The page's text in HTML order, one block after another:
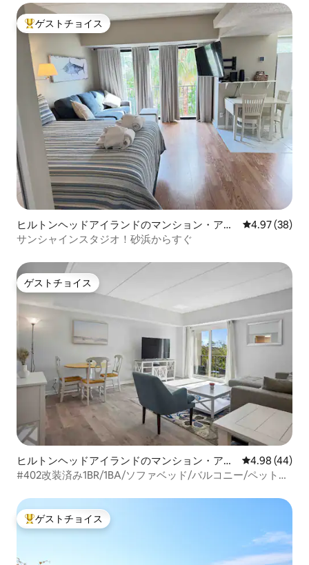
大好評のゲストチョイスです。
ゲストチョイス
ヒルトンヘッドアイランドのマンション・アパ
ート
レビュー38
4.97 (38)
サンシャインスタジオ！砂浜からすぐ
ゲストチョイス
ゲストチョイス
ヒルトンヘッドアイランドのマンション・アパ
ート
レビュー44
4.98 (44)
#402改装済み1BR/1BA/ソファベッド/バルコニー/ペットの
大好評のゲストチョイスです。
ゲストチョイス